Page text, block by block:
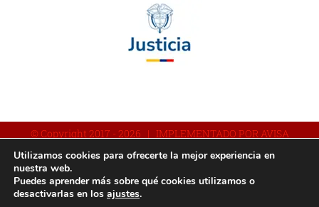
© Copyright 2017 - 2026 | IMPLEMENTADO POR AVISA
FacebookYouTubeInstagram
Utilizamos cookies para ofrecerte la mejor experiencia en
nuestra web.
Puedes aprender más sobre qué cookies utilizamos o
desactivarlas en los ajustes.